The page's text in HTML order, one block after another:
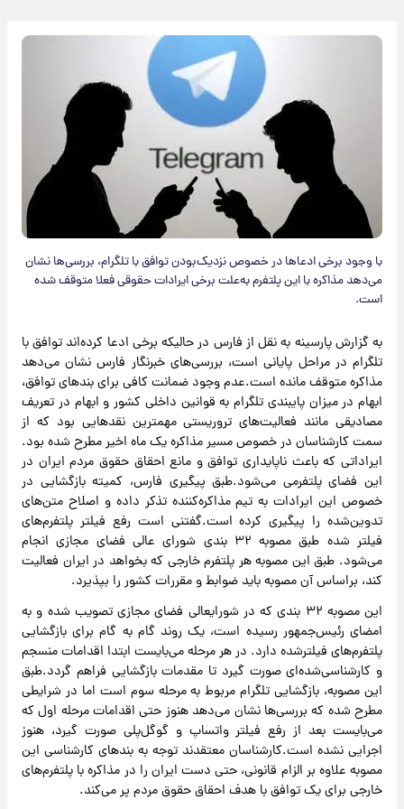
با وجود برخی ادعاها در خصوص نزدیک‌بودن توافق با تلگرام، بررسی‌ها نشان
می‌دهد مذاکره با این پلتفرم به‌علت برخی ایرادات حقوقی فعلا متوقف شده
است.
به گزارش پارسینه به نقل از فارس در حالیکه برخی ادعا کرده‌اند توافق با
تلگرام در مراحل پایانی است، بررسی‌های خبرنگار فارس نشان می‌دهد
مذاکره متوقف مانده است.عدم وجود ضمانت کافی برای بندهای توافق،
ابهام در میزان پایبندی تلگرام به قوانین داخلی کشور و ابهام در تعریف
مصادیقی مانند فعالیت‌های تروریستی مهمترین نقدهایی بود که از
سمت کارشناسان در خصوص مسیر مذاکره یک ماه اخیر مطرح شده بود.
ایراداتی که باعث ناپایداری توافق و مانع احقاق حقوق مردم ایران در
این فضای پلتفرمی می‌شود.طبق پیگیری فارس، کمیته بازگشایی در
خصوص این ایرادات به تیم مذاکره‌کننده تذکر داده و اصلاح متن‌های
تدوین‌شده را پیگیری کرده است.گفتنی است رفع فیلتر پلتفرم‌های
فیلتر شده طبق مصوبه ۳۲ بندی شورای عالی فضای مجازی انجام
می‌شود. طبق این مصوبه هر پلتفرم خارجی که بخواهد در ایران فعالیت
کند، براساس آن مصوبه باید ضوابط و مقررات کشور را بپذیرد.
این مصوبه ۳۲ بندی که در شورایعالی فضای مجازی تصویب شده و به
امضای رئیس‌جمهور رسیده است، یک روند گام به گام برای بازگشایی
پلتفرم‌های فیلترشده دارد. در هر مرحله می‌بایست ابتدا اقدامات منسجم
و کارشناسی‌شده‌ای صورت گیرد تا مقدمات بازگشایی فراهم گردد.طبق
این مصوبه، بازگشایی تلگرام مربوط به مرحله سوم است اما در شرایطی
مطرح شده که بررسی‌ها نشان می‌دهد هنوز حتی اقدامات مرحله اول که
می‌بایست بعد از رفع فیلتر واتساپ و گوگل‌پلی صورت گیرد، هنوز
اجرایی نشده است.کارشناسان معتقدند توجه به بندهای کارشناسی این
مصوبه علاوه بر الزام قانونی، حتی دست ایران را در مذاکره با پلتفرم‌های
خارجی برای یک توافق با هدف احقاق حقوق مردم پر می‌کند.